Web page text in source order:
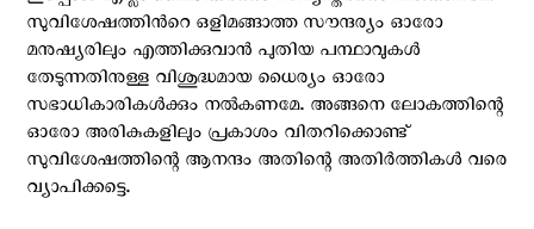
സുവിശേഷത്തിന്‍റെ ഒളിമങ്ങാത്ത സൗന്ദര്യം ഓരോ
മനുഷ്യരിലും എത്തിക്കുവാന്‍ പുതിയ പന്ഥാവുകള്‍
തേടുന്നതിനുള്ള വിശുദ്ധമായ ധൈര്യം ഓരോ
സഭാധികാരികൾക്കും നൽകണമേ. അങ്ങനെ ലോകത്തിന്റെ
ഓരോ അരികുകളിലും പ്രകാശം വിതറിക്കൊണ്ട്
സുവിശേഷത്തിന്റെ ആനന്ദം അതിന്റെ അതിർത്തികൾ വരെ
വ്യാപിക്കട്ടെ.